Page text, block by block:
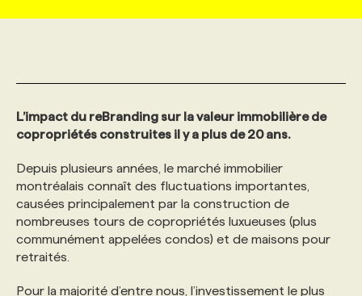
INITIATIVES NUMÉRIQUES
TENDANCES
MARKETING DURABLE
GEO/SEO
ÉVÉNEMENTIEL
ANNONCEZ AVEC NOUS
PROFIL ENTREPRISE
ANNONCEZ AVEC NOUS
ANNONCEZ AVEC NOUS
NOS PARCOURS DE FORMATIONS
FORMATIONS PERSONNALISÉES
NOS FORMATEUR‧RICES
SERVICE DE CHASSE DE TÊTE
NOS TARIFS
NOS EXPERTISES
L’impact du reBranding sur la valeur immobilière de
copropriétés construites il y a plus de 20 ans.
Depuis plusieurs années, le marché immobilier
montréalais connaît des fluctuations importantes,
causées principalement par la construction de
nombreuses tours de copropriétés luxueuses (plus
communément appelées condos) et de maisons pour
retraités.
Pour la majorité d’entre nous, l’investissement le plus